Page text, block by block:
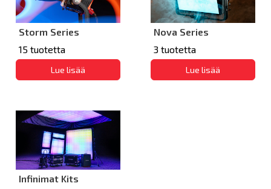
Storm Series
15 tuotetta
Lue lisää
Nova Series
3 tuotetta
Lue lisää
Infinimat Kits